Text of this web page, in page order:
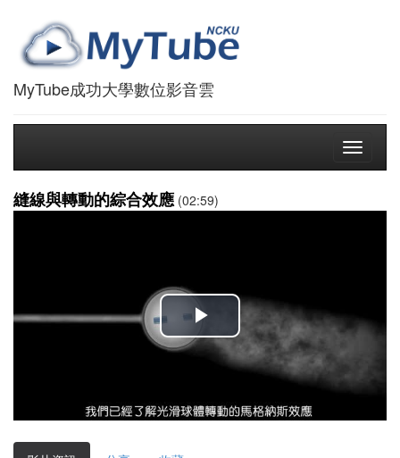
MyTube成功大學數位影音雲
Toggle
縫線與轉動的綜合效應 (02:59)
播
影